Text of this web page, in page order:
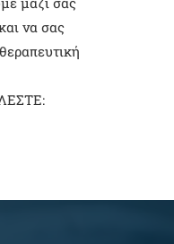
να σας